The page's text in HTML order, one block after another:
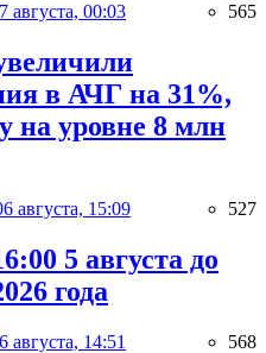
августа, 00:03 565
в АЧГ на 31%,
на уровне 8 млн
августа, 15:09 527
5 августа до
года
августа, 14:51 568